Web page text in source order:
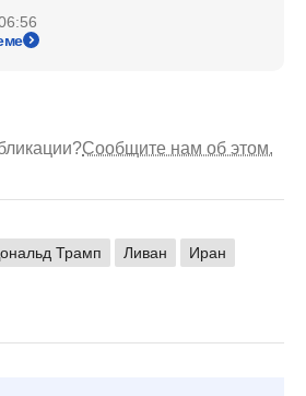
Сообщите нам об этом.
Трамп Ливан
Иран